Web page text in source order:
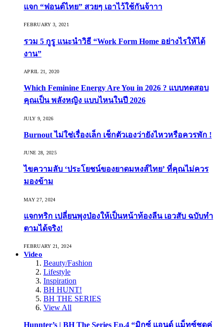
แจก “ฟอนต์ไทย” สวยๆ เอาไว้ใช้กันจ้าาา
FEBRUARY 3, 2021
รวม 5 กูรู แนะนำวิธี “Work Form Home อย่างไรให้ได้
งาน”
APRIL 21, 2020
Which Feminine Energy Are You in 2026 ? แบบทดสอบ
คุณเป็น พลังหญิง แบบไหนในปี 2026
JULY 9, 2026
Burnout ไม่ใช่เรื่องเล็ก เช็กตัวเองว่ายังไหวหรือควรพัก !
JUNE 28, 2025
ไขความลับ ‘ประโยชน์ของยาดมหงส์ไทย’ ที่คุณไม่ควร
มองข้าม
MAY 27, 2024
แจกทริก เปลี่ยนพุงป่องให้เป็นหน้าท้องลีน เอวสับ ฉบับทำ
ตามได้จริง!
FEBRUARY 21, 2024
Video
Beauty/Fashion
Lifestyle
Inspiration
BH HUNT!
BH THE SERIES
View All
Hunnter’s | BH The Series Ep.4 “มิกซ์ แอนด์ แม็ทซ์ชุดคู่